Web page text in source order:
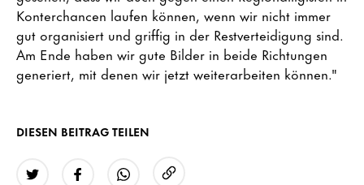
Konterchancen laufen können, wenn wir nicht immer
gut organisiert und griffig in der Restverteidigung sind.
Am Ende haben wir gute Bilder in beide Richtungen
generiert, mit denen wir jetzt weiterarbeiten können."
DIESEN BEITRAG TEILEN